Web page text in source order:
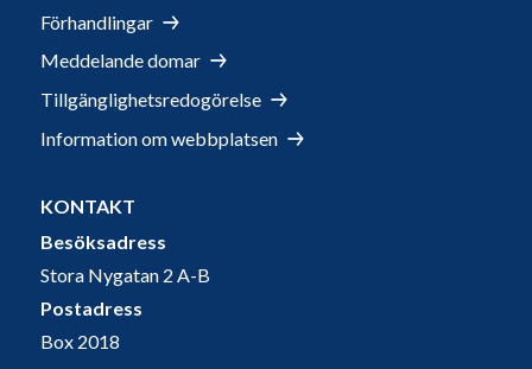
Förhandlingar
Meddelande domar
Tillgänglighetsredogörelse
Information om webbplatsen
KONTAKT
Besöksadress
Stora Nygatan 2 A-B
Postadress
Box 2018